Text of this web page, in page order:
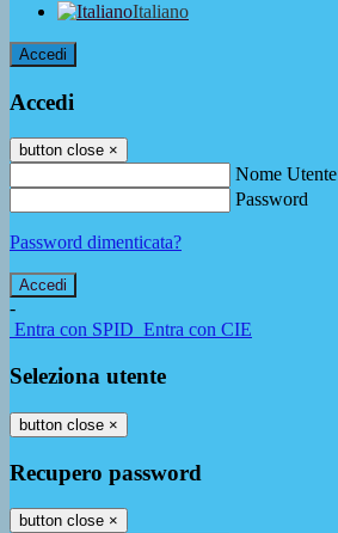
Italiano
Accedi
Accedi
button close ×
Nome Utente
Password
Password dimenticata?
-
Entra con SPID Entra con CIE
Seleziona utente
button close ×
Recupero password
button close ×